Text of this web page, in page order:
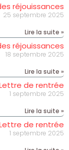
réjouissances
25 septembre 2025
Lire la suite »
réjouissances
18 septembre 2025
Lire la suite »
de rentrée
1 septembre 2025
Lire la suite »
de rentrée
1 septembre 2025